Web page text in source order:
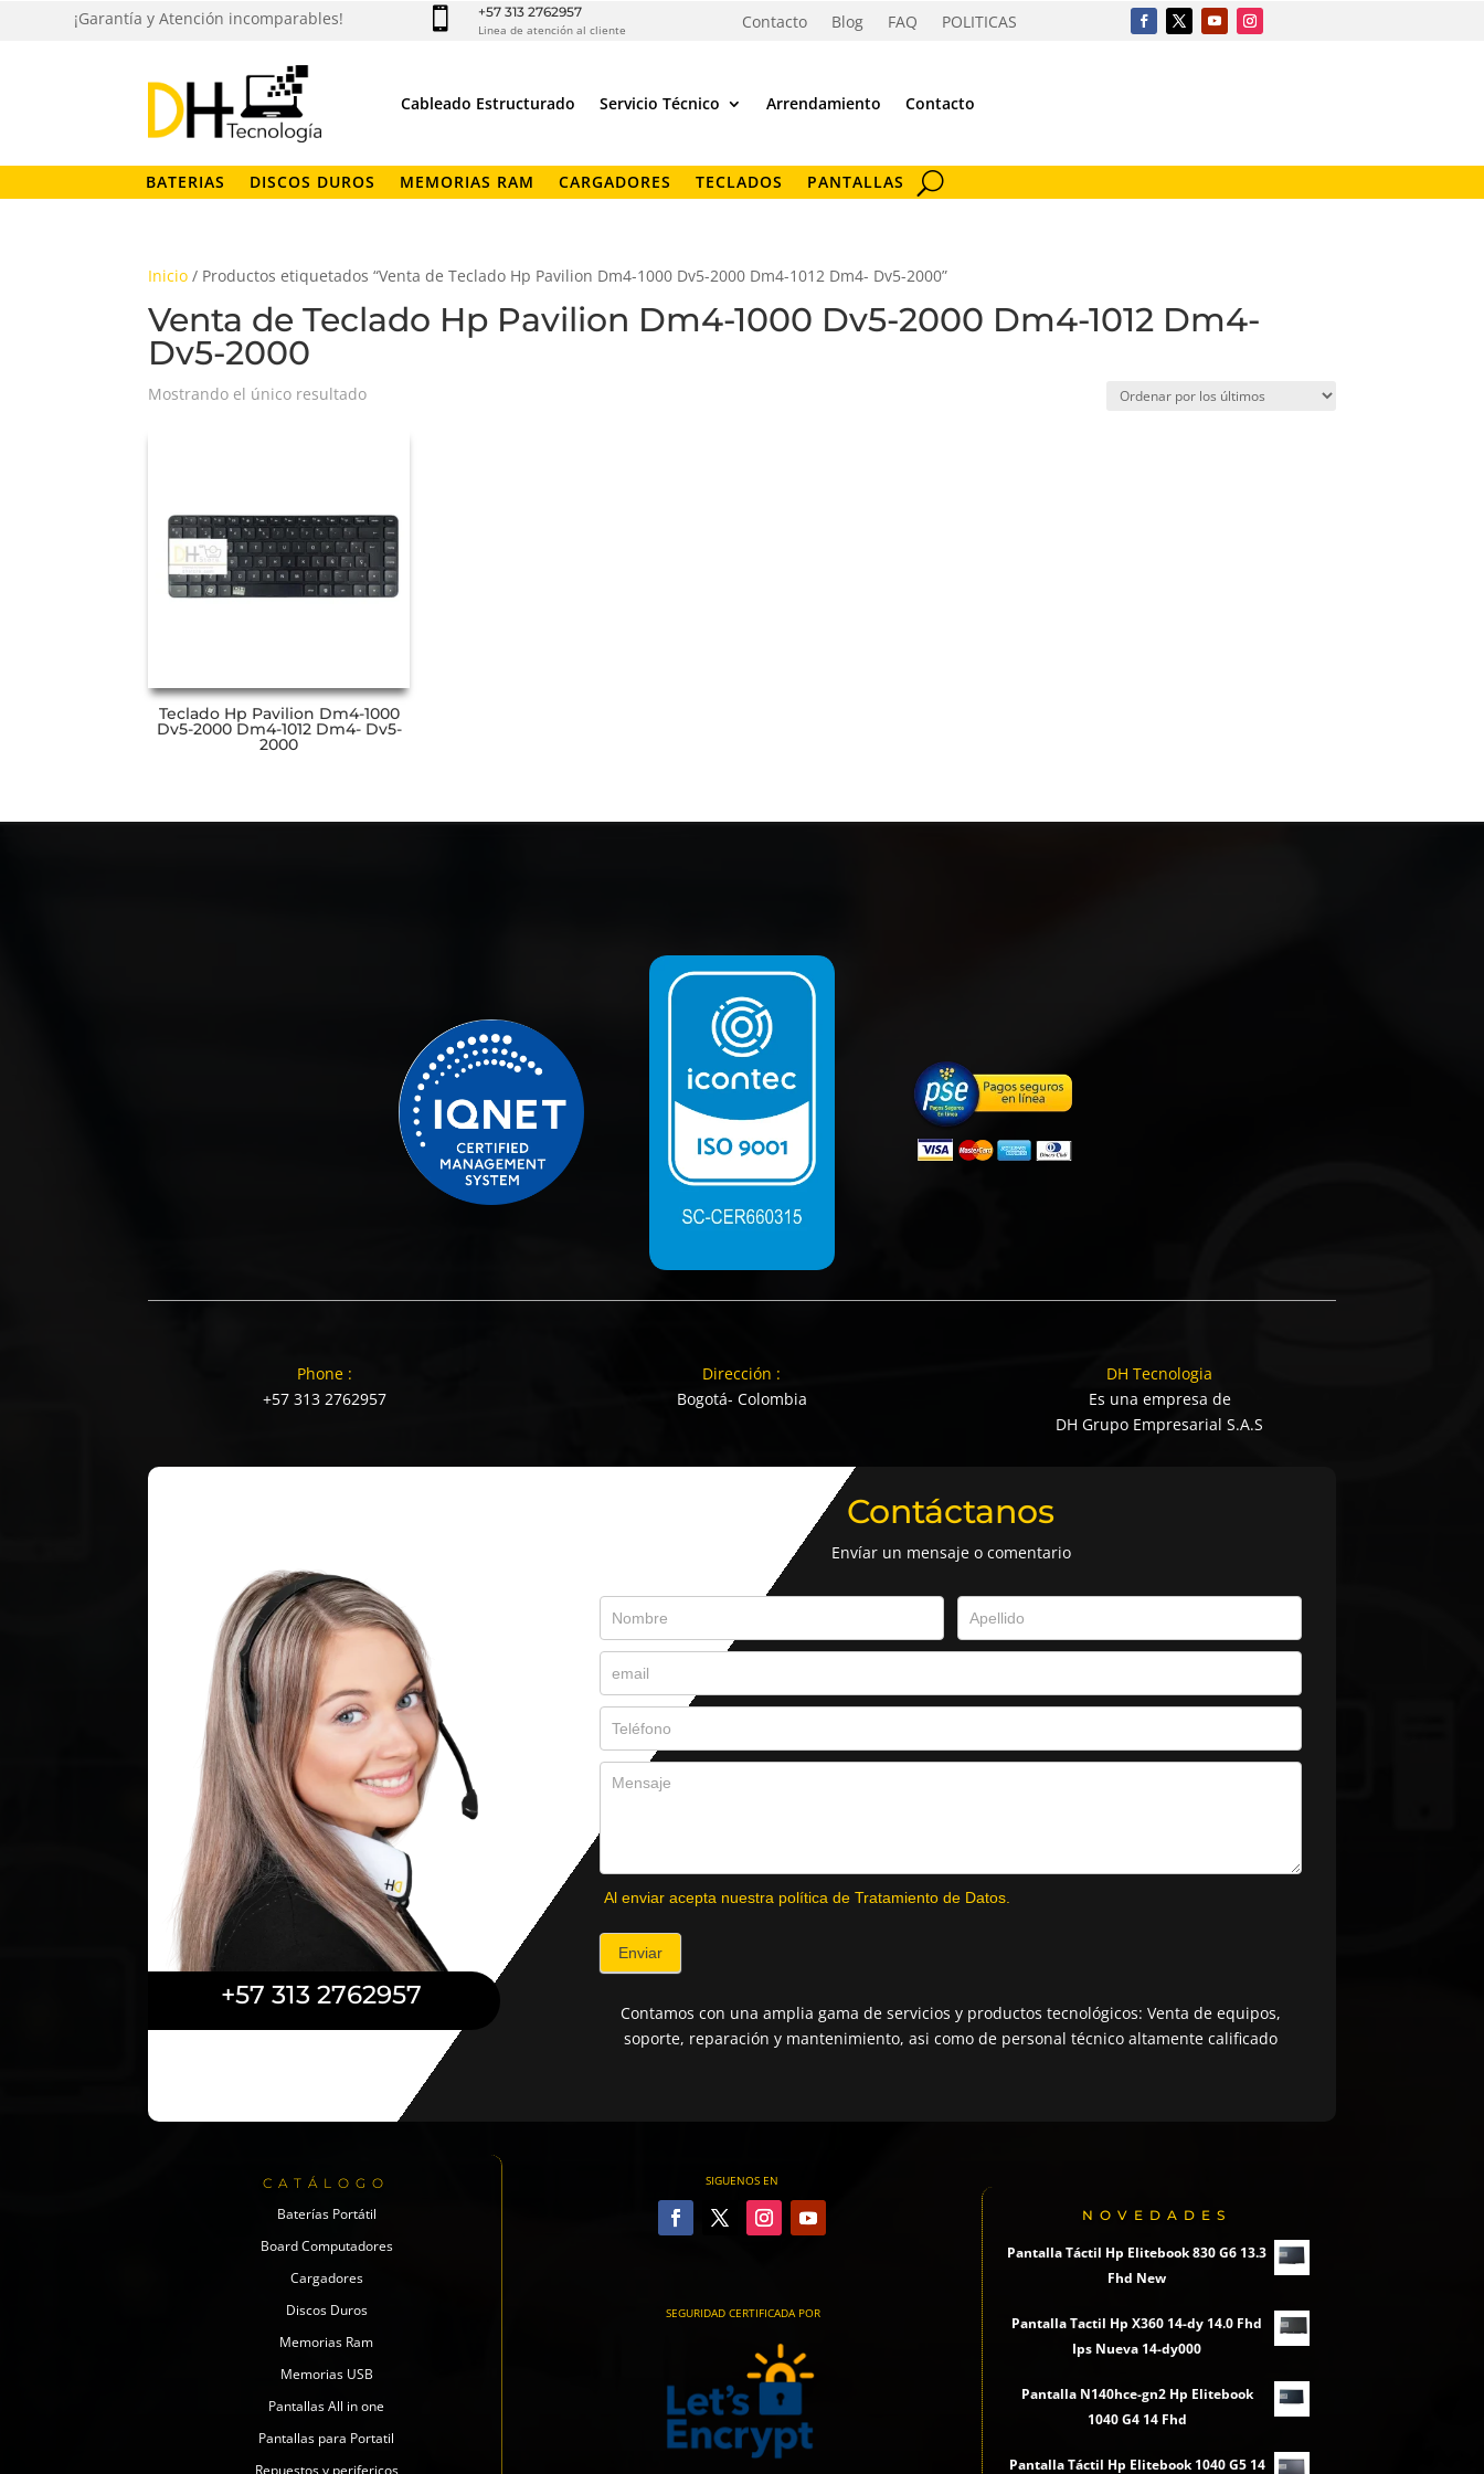
¡Garantía y Atención incomparables!  +57 313 2762957
Linea de atención al cliente Contacto Blog FAQ POLITICAS
Cableado Estructurado Servicio Técnico Arrendamiento Contacto
BATERIAS DISCOS DUROS MEMORIAS RAM CARGADORES TECLADOS PANTALLAS
Inicio / Productos etiquetados “Venta de Teclado Hp Pavilion Dm4-1000 Dv5-2000 Dm4-1012 Dm4- Dv5-2000”
Venta de Teclado Hp Pavilion Dm4-1000 Dv5-2000 Dm4-1012 Dm4-
Dv5-2000
Mostrando el único resultado
Teclado Hp Pavilion Dm4-1000
Dv5-2000 Dm4-1012 Dm4- Dv5-
2000
Phone :
+57 313 2762957
Dirección :
Bogotá- Colombia
DH Tecnologia
Es una empresa de
DH Grupo Empresarial S.A.S
+57 313 2762957
Contáctanos
Envíar un mensaje o comentario
Al enviar acepta nuestra política de Tratamiento de Datos.
Enviar
Contamos con una amplia gama de servicios y productos tecnológicos: Venta de equipos,
soporte, reparación y mantenimiento, asi como de personal técnico altamente calificado
CATÁLOGO
Baterías Portátil
Board Computadores
Cargadores
Discos Duros
Memorias Ram
Memorias USB
Pantallas All in one
Pantallas para Portatil
SIGUENOS EN
SEGURIDAD CERTIFICADA POR
NOVEDADES
Pantalla Táctil Hp Elitebook 830 G6 13.3
Fhd New
Pantalla Tactil Hp X360 14-dy 14.0 Fhd
Ips Nueva 14-dy000
Pantalla N140hce-gn2 Hp Elitebook
1040 G4 14 Fhd
Pantalla Táctil Hp Elitebook 1040 G5 14